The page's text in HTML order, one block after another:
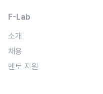
F-Lab
소개
채용
멘토 지원